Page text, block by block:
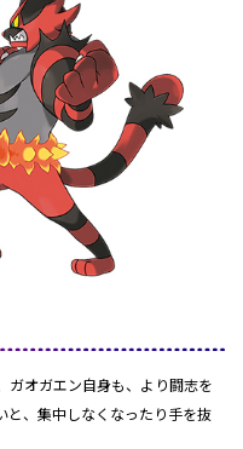
ガオガエン自身も、より闘志を
と、集中しなくなったり手を抜